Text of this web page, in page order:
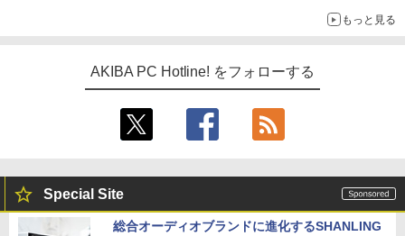
もっと見る
AKIBA PC Hotline! をフォローする
Special Site
総合オーディオブランドに進化するSHANLING